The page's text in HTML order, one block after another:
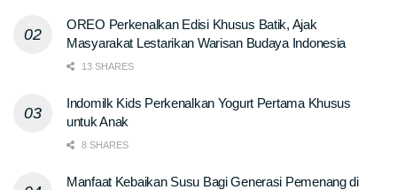
OREO Perkenalkan Edisi Khusus Batik, Ajak
Masyarakat Lestarikan Warisan Budaya Indonesia
13 SHARES
Indomilk Kids Perkenalkan Yogurt Pertama Khusus
untuk Anak
8 SHARES
Manfaat Kebaikan Susu Bagi Generasi Pemenang di